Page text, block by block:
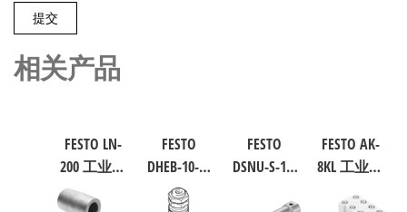
相关产品
FESTO LN-
200 工业自
动化零部
FESTO
DHEB-10-E-
U-E-P 波纹
FESTO
DSNU-S-16-
FESTO AK-
8KL 工业自